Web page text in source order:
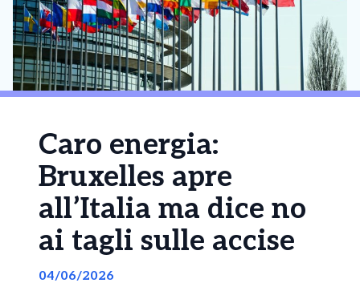
Caro energia:
Bruxelles apre
all’Italia ma dice no
ai tagli sulle accise
04/06/2026